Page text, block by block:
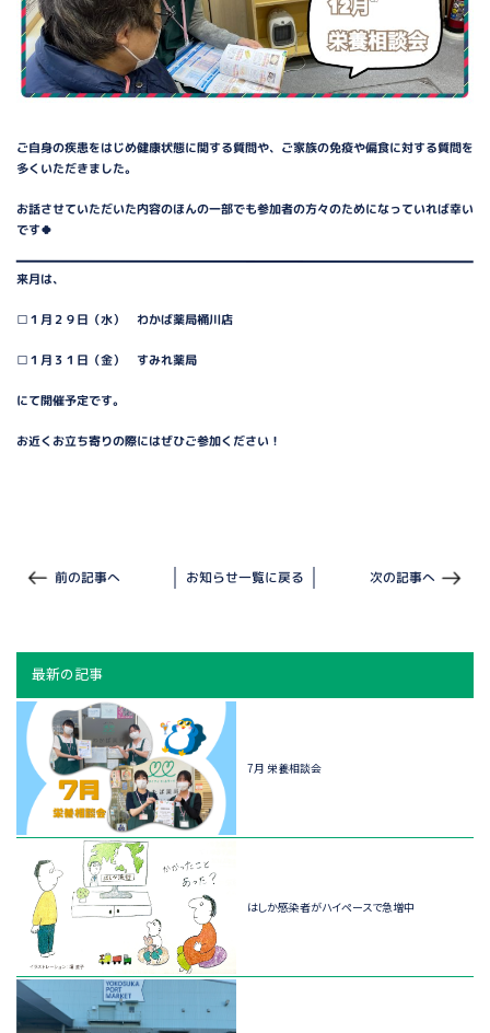
ご自身の疾患をはじめ健康状態に関する質問や、ご家族の免疫や偏食に対する質問を
多くいただきました。
お話させていただいた内容のほんの一部でも参加者の方々のためになっていれば幸い
です🍀
来月は、
□１月２９日（水） わかば薬局桶川店
□１月３１日（金） すみれ薬局
にて開催予定です。
お近くお立ち寄りの際にはぜひご参加ください！
前の記事へ お知らせ一覧に戻る 次の記事へ
最新の記事
7月 栄養相談会
はしか感染者がハイペースで急増中